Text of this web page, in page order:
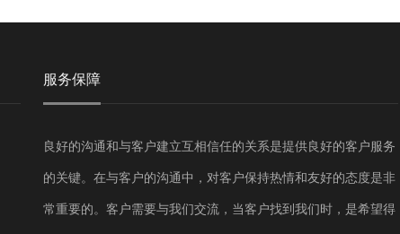
服务保障
良好的沟通和与客户建立互相信任的关系是提供良好的客户服务
的关键。在与客户的沟通中，对客户保持热情和友好的态度是非
常重要的。客户需要与我们交流，当客户找到我们时，是希望得